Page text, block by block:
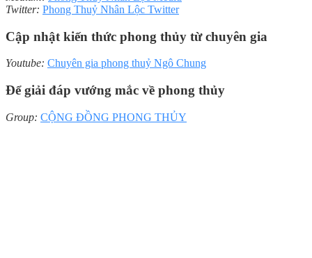
Twitter: Phong Thuỷ Nhân Lộc Twitter
Cập nhật kiến thức phong thủy từ chuyên gia
Youtube: Chuyên gia phong thuỷ Ngô Chung
Để giải đáp vướng mắc về phong thủy
Group: CỘNG ĐỒNG PHONG THỦY